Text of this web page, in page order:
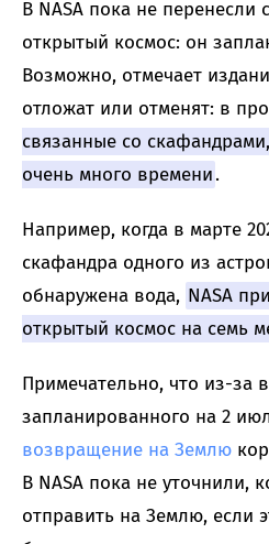
В NASA пока не
открытый космос: он
Возможно, отмечает
отложат или отменят: в
связанные со
очень много времени.
Например, когда в марте
скафандра одного из
обнаружена вода, NASA
открытый космос на семь
Примечательно, что из-за
запланированного на 2
возвращение на Землю
В NASA пока не уточнили,
отправить на Землю, если